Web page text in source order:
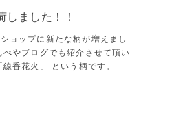
ました！！
ョップに新たな柄が増えまし
やブログでも紹介させて頂い
香花火」 という柄です。